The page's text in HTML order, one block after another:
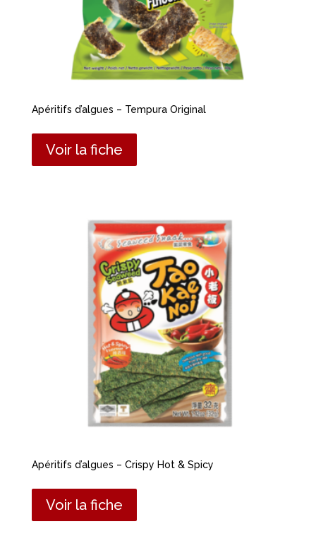
Apéritifs d’algues – Tempura Original
Voir la fiche
Apéritifs d’algues – Crispy Hot & Spicy
Voir la fiche